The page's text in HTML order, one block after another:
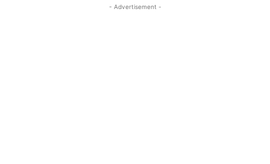
- Advertisement -